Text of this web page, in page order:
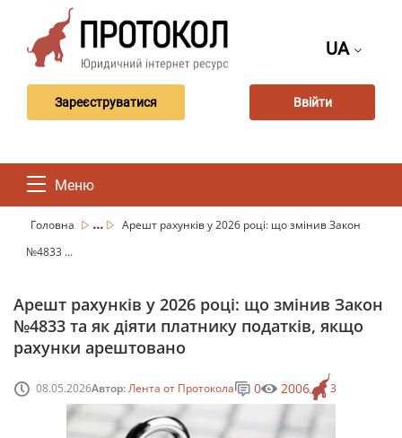
UA
Зареєструватися Ввійти
Меню
Головна ...
Арешт рахунків у 2026 році: що змінив Закон
№4833 ...
Арешт рахунків у 2026 році: що змінив Закон
№4833 та як діяти платнику податків, якщо
рахунки арештовано
08.05.2026Автор:Лента от Протокола 3
0 2006